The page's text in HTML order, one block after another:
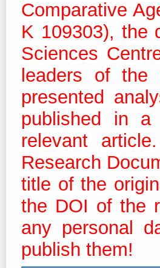
Comparative
K 109303), the
Sciences
leaders of
presented
published in
relevant
Research
title of the
the DOI of the
any personal
publish them!